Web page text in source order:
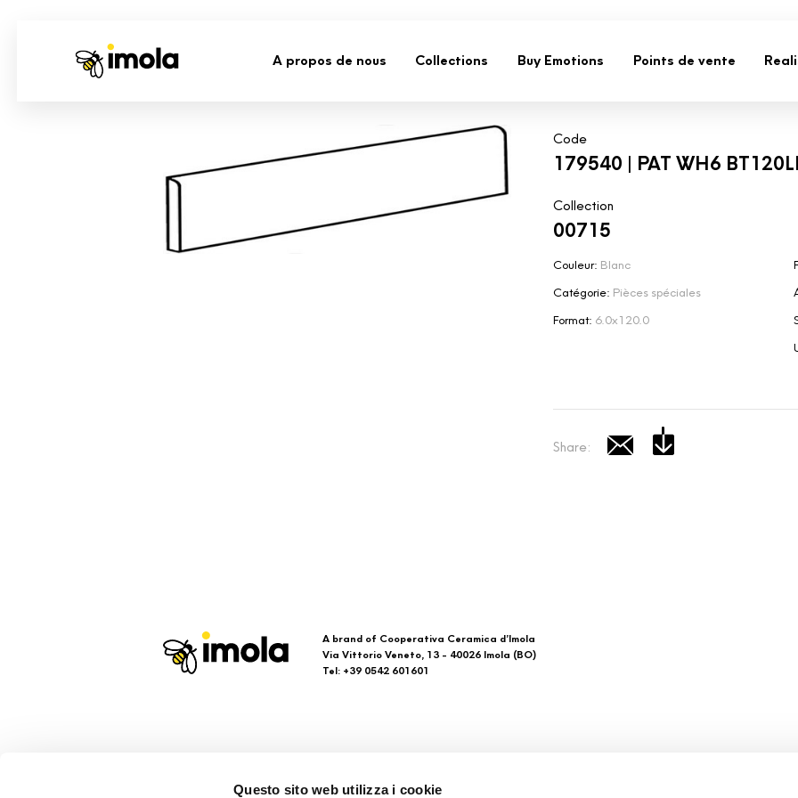
Questo sito web utilizza i cookie
A propos de nous Collections Buy Emotions Points de vente
Code
179540 | PAT WH6
Collection
00715
Couleur: Blanc
Catégorie: Pièces spéciales
Format: 6.0x120.0
Share:
A brand of Cooperativa Ceramica d’Imola
Via Vittorio Veneto, 13 - 40026 Imola (BO)
Tel: +39 0542 601601